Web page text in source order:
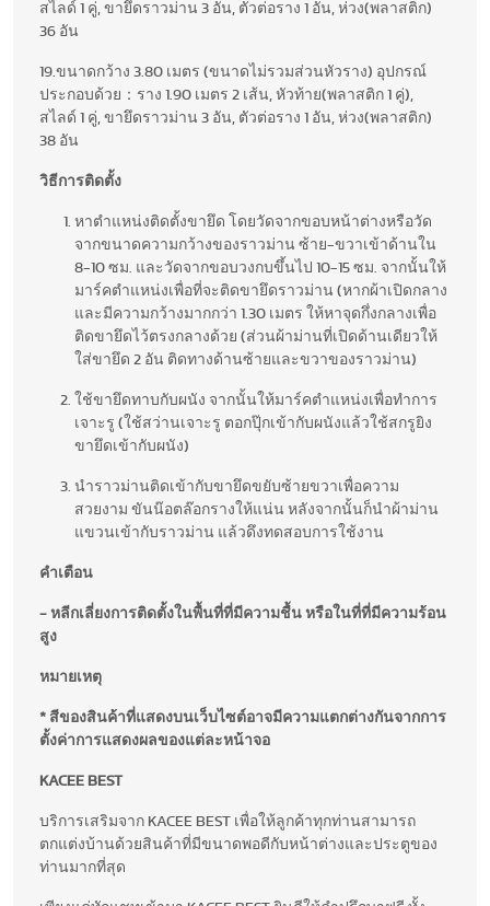
สไลด์ 1 คู่, ขายึดราวม่าน 3 อัน, ตัวต่อราง 1 อัน, ห่วง(พลาสติก)
36 อัน
19.ขนาดกว้าง 3.80 เมตร (ขนาดไม่รวมส่วนหัวราง) อุปกรณ์
ประกอบด้วย：ราง 1.90 เมตร 2 เส้น, หัวท้าย(พลาสติก 1 คู่),
สไลด์ 1 คู่, ขายึดราวม่าน 3 อัน, ตัวต่อราง 1 อัน, ห่วง(พลาสติก)
38 อัน
วิธีการติดตั้ง
หาตำแหน่งติดตั้งขายึด โดยวัดจากขอบหน้าต่างหรือวัด
จากขนาดความกว้างของราวม่าน ซ้าย-ขวาเข้าด้านใน
8-10 ซม. และวัดจากขอบวงกบขึ้นไป 10-15 ซม. จากนั้นให้
มาร์คตำแหน่งเพื่อที่จะติดขายึดราวม่าน (หากผ้าเปิดกลาง
และมีความกว้างมากกว่า 1.30 เมตร ให้หาจุดกึ่งกลางเพื่อ
ติดขายึดไว้ตรงกลางด้วย (ส่วนผ้าม่านที่เปิดด้านเดียวให้
ใส่ขายึด 2 อัน ติดทางด้านซ้ายและขวาของราวม่าน)
ใช้ขายึดทาบกับผนัง จากนั้นให้มาร์คตำแหน่งเพื่อทำการ
เจาะรู (ใช้สว่านเจาะรู ตอกปุ๊กเข้ากับผนังแล้วใช้สกรูยิง
ขายึดเข้ากับผนัง)
นำราวม่านติดเข้ากับขายึดขยับซ้ายขวาเพื่อความ
สวยงาม ขันน๊อตล๊อกรางให้แน่น หลังจากนั้นก็นำผ้าม่าน
แขวนเข้ากับราวม่าน แล้วดึงทดสอบการใช้งาน
คำเตือน
- หลีกเลี่ยงการติดตั้งในพื้นที่ที่มีความชื้น หรือในที่ที่มีความร้อน
สูง
หมายเหตุ
* สีของสินค้าที่แสดงบนเว็บไซต์อาจมีความแตกต่างกันจากการ
ตั้งค่าการแสดงผลของแต่ละหน้าจอ
KACEE BEST
บริการเสริมจาก KACEE BEST เพื่อให้ลูกค้าทุกท่านสามารถ
ตกแต่งบ้านด้วยสินค้าที่มีขนาดพอดีกับหน้าต่างและประตูของ
ท่านมากที่สุด